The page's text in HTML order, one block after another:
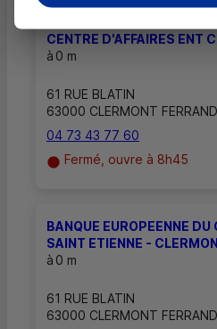
CENTRE D'AFFAIRES ENT
à 0 m
61 RUE BLATIN
63000 CLERMONT FERRAND
04 73 43 77 60
Fermé, ouvre à 8h45
BANQUE EUROPEENNE
SAINT ETIENNE -
à 0 m
61 RUE BLATIN
63000 CLERMONT FERRAND